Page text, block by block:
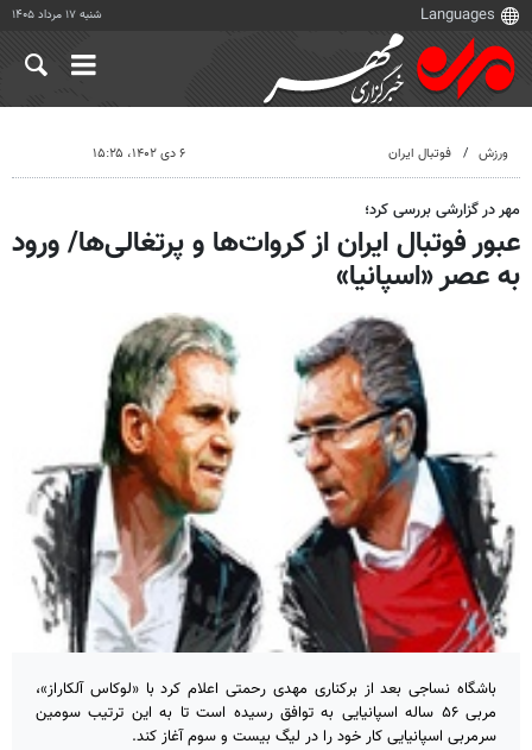
شنبه ۱۷ مرداد ۱۴۰۵
ورزش فوتبال ایران ۶ دی ۱۴۰۲، ۱۵:۲۵
مهر در گزارشی بررسی کرد؛
عبور فوتبال ایران از کروات‌ها و پرتغالی‌ها/ ورود
به عصر «اسپانیا»
باشگاه نساجی بعد از برکناری مهدی رحمتی اعلام کرد با «لوکاس آلکاراز»،
مربی ۵۶ ساله اسپانیایی به توافق رسیده است تا به این ترتیب سومین
سرمربی اسپانیایی کار خود را در لیگ بیست و سوم آغاز کند.